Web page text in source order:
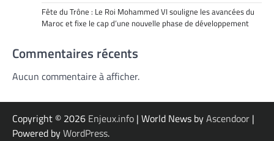
Fête du Trône : Le Roi Mohammed VI souligne les avancées du
Maroc et fixe le cap d’une nouvelle phase de développement
Commentaires récents
Aucun commentaire à afficher.
Copyright © 2026 Enjeux.info | World News byAscendoor |
Powered byWordPress.